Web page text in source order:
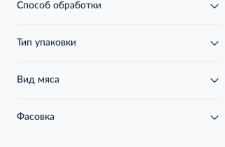
Способ обработки
Тип упаковки
Вид мяса
Фасовка